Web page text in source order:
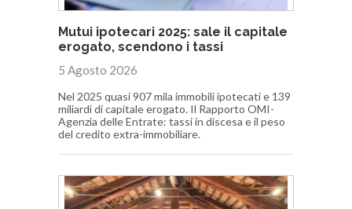
Mutui ipotecari 2025: sale il capitale
erogato, scendono i tassi
5 Agosto 2026
Nel 2025 quasi 907 mila immobili ipotecati e 139
miliardi di capitale erogato. Il Rapporto OMI-
Agenzia delle Entrate: tassi in discesa e il peso
del credito extra-immobiliare.